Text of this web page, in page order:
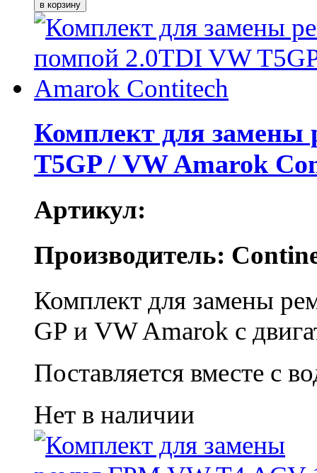
Комплект для
T5GP / VW Amarok
Артикул:
Производитель:
Комплект для замены
GP и VW Amarok с
Поставляется вместе с
Нет в наличии